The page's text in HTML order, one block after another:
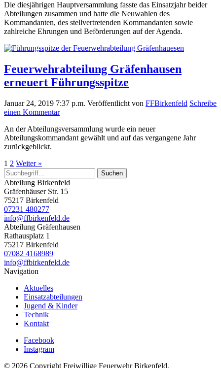
Die diesjährigen Hauptversammlung fasste das Einsatzjahr beider
Abteilungen zusammen und hatte die Neuwahlen des
Kommandanten, des stellvertretenden Kommandanten sowie
zahlreiche Ehrungen und Beförderungen auf der Agenda.
Feuerwehrabteilung Gräfenhausen
erneuert Führungsspitze
Januar 24, 2019 7:37 p.m. Veröffentlicht von FFBirkenfeld Schreibe
einen Kommentar
An der Abteilungsversammlung wurde ein neuer
Abteilungskommandant gewählt und auf das vergangene Jahr
zurückgeblickt.
1 2 Weiter »
Suchen
Abteilung Birkenfeld
Gräfenhäuser Str. 15
75217 Birkenfeld
07231 480277
info@ffbirkenfeld.de
Abteilung Gräfenhausen
Rathausplatz 1
75217 Birkenfeld
07082 4168989
info@ffbirkenfeld.de
Navigation
Aktuelles
Einsatzabteilungen
Jugend & Kinder
Technik
Kontakt
Facebook
Instagram
© 2026 Copyright Freiwillige Feuerwehr Birkenfeld.